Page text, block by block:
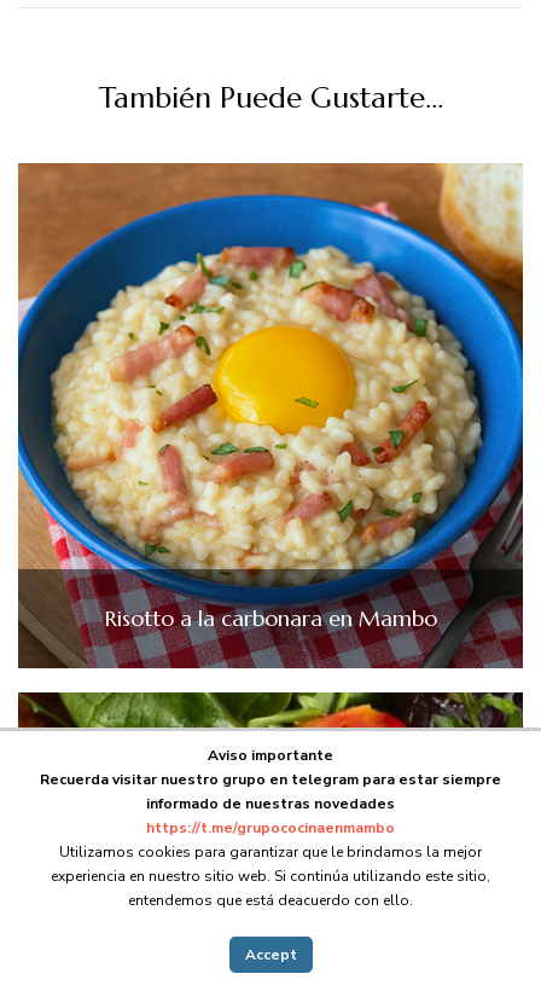
También Puede Gustarte...
Risotto a la carbonara en Mambo
Aviso importante
Recuerda visitar nuestro grupo en telegram para estar siempre
informado de nuestras novedades
https://t.me/grupococinaenmambo
Utilizamos cookies para garantizar que le brindamos la mejor
experiencia en nuestro sitio web. Si continúa utilizando este sitio,
entendemos que está deacuerdo con ello.
Accept